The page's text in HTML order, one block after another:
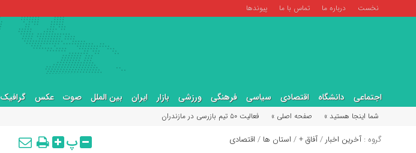
نخست درباره ما تماس با ما پیوندها
اجتماعی دانشگاه اقتصادی سیاسی فرهنگی ورزشی بازار ایران بین الملل صوت عکس گرافیک
شما اینجا هستید » صفحه اصلی » فعالیت ۵۰ تیم بازرسی در مازندران
گروه :آخرین اخبار /آفاق +/ استان ها / اقتصادی پ